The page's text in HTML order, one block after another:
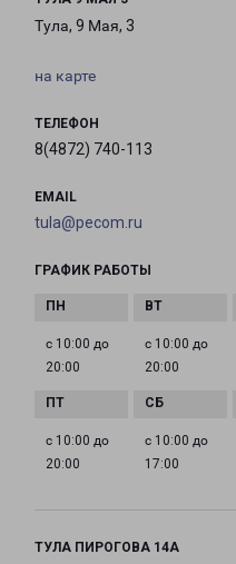
Тула, 9 Мая, 3
на карте
ТЕЛЕФОН
8(4872) 740-113
EMAIL
tula@pecom.ru
ГРАФИК РАБОТЫ
с 10:00 до
20:00
с 10:00 до
20:00
с 10:00 до
20:00
с 10:00 до
17:00
ТУЛА ПИРОГОВА 14А